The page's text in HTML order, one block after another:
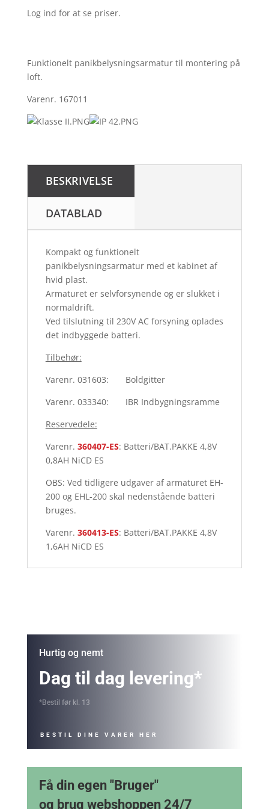
Log ind for at se priser.
Funktionelt panikbelysningsarmatur til montering på
loft.
Varenr. 167011
BESKRIVELSE
DATABLAD
Kompakt og funktionelt
panikbelysningsarmatur med et kabinet af
hvid plast.
Armaturet er selvforsynende og er slukket i
normaldrift.
Ved tilslutning til 230V AC forsyning oplades
det indbyggede batteri.
Tilbehør:
Varenr. 031603: Boldgitter
Varenr. 033340: IBR Indbygningsramme
Reservedele:
Varenr. 360407-ES: Batteri/BAT.PAKKE 4,8V
0,8AH NiCD ES
OBS: Ved tidligere udgaver af armaturet EH-
200 og EHL-200 skal nedenstående batteri
bruges.
Varenr. 360413-ES: Batteri/BAT.PAKKE 4,8V
1,6AH NiCD ES
Hurtig og nemt
Dag til dag levering*
*Bestil før kl. 13
BESTIL DINE VARER HER
Få din egen "Bruger"
og brug webshoppen 24/7